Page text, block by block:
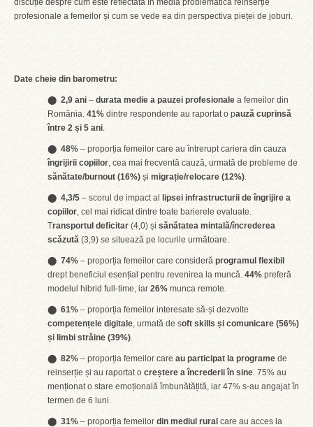
discuție despre cum este reflectată în media problematica reinserție
profesionale a femeilor și cum se vede ea din perspectiva pieței de joburi.
Date cheie din barometru:
⬤ 2,9 ani – durata medie a pauzei profesionale a femeilor din
România. 41% dintre respondente au raportat o pauză cuprinsă
între 2 și 5 ani.
⬤ 48% – proporția femeilor care au întrerupt cariera din cauza
îngrijirii copiilor, cea mai frecventă cauză, urmată de probleme de
sănătate/burnout (16%) și migrație/relocare (12%).
⬤ 4,3/5 – scorul de impact al
lipsei infrastructurii de îngrijire a
copiilor, cel mai ridicat dintre toate barierele evaluate.
Transportul deficitar (4,0) și sănătatea mintală/încrederea
scăzută (3,9) se situează pe locurile următoare.
⬤ 74% – proporția femeilor care consideră programul flexibil
drept beneficiul esențial pentru revenirea la muncă. 44% preferă
modelul hibrid full-time, iar 26% munca remote.
⬤ 61% – proporția femeilor interesate să-și dezvolte
competențele digitale, urmată de soft skills și comunicare (56%)
și limbi străine (39%).
⬤ 82% – proporția femeilor care au participat la programe de
reinserție și au raportat o creștere a încrederii în sine. 75% au
menționat o stare emoțională îmbunătățită, iar 47% s-au angajat în
termen de 6 luni.
⬤ 31% – proporția femeilor din mediul rural care au acces la